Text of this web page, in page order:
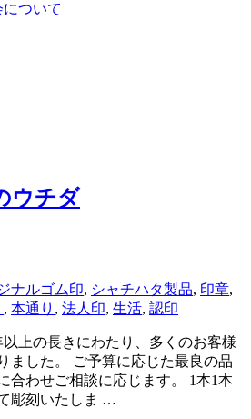
ついて
ウチダ
ナルゴム印, シャチハタ製品, 印章,
, 本通り , 法人印, 生活, 認印
上の長きにわたり、多くのお客様
ました。 ご予算に応じた最良の品
合わせご相談に応じます。 1本1本
彫刻いたしま …